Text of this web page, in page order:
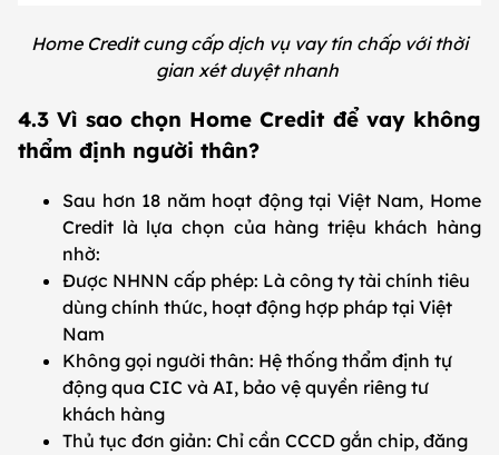
Home Credit cung cấp dịch vụ vay tín chấp với thời
gian xét duyệt nhanh
4.3 Vì sao chọn Home Credit để vay không
thẩm định người thân?
Sau hơn 18 năm hoạt động tại Việt Nam, Home
Credit là lựa chọn của hàng triệu khách hàng
nhờ:
Được NHNN cấp phép: Là công ty tài chính tiêu
dùng chính thức, hoạt động hợp pháp tại Việt
Nam
Không gọi người thân: Hệ thống thẩm định tự
động qua CIC và AI, bảo vệ quyền riêng tư
khách hàng
Thủ tục đơn giản: Chỉ cần CCCD gắn chip, đăng